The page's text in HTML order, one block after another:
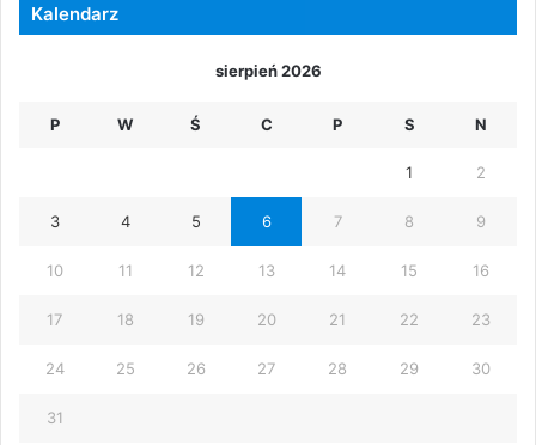
Kalendarz
sierpień 2026
P W Ś C P S N
1 2
3 4 5 6 7 8 9
10 11 12 13 14 15 16
17 18 19 20 21 22 23
24 25 26 27 28 29 30
31